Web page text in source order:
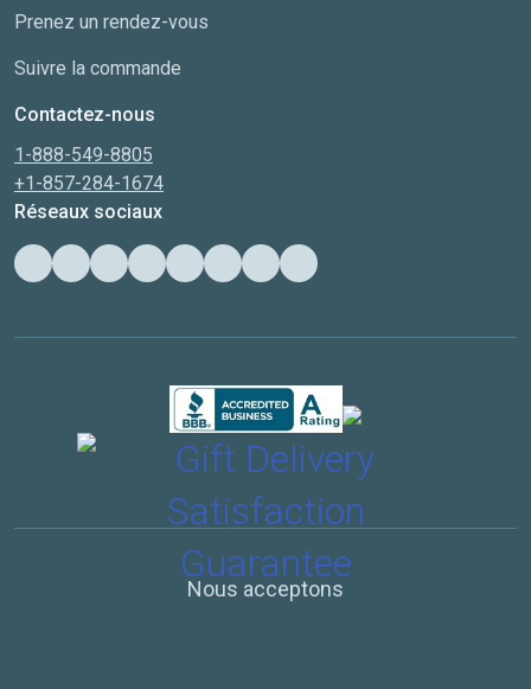
Prenez un rendez-vous
Suivre la commande
Contactez-nous
1-888-549-8805
+1-857-284-1674
Réseaux sociaux
Nous acceptons